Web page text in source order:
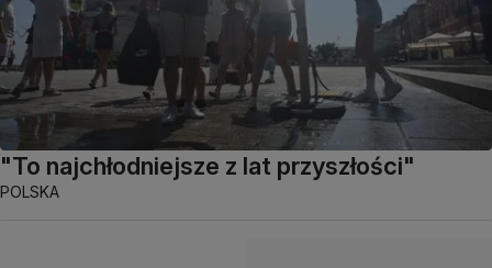
"To najchłodniejsze z lat przyszłości"
POLSKA